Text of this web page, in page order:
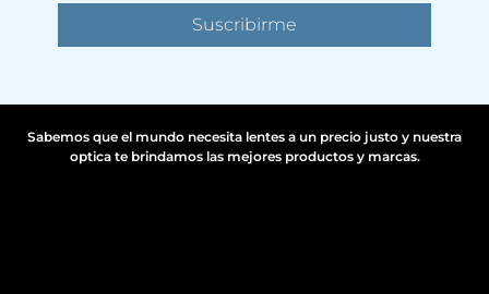
Suscribirme
Sabemos que el mundo necesita lentes a un precio justo y nuestra
optica te brindamos las mejores productos y marcas.